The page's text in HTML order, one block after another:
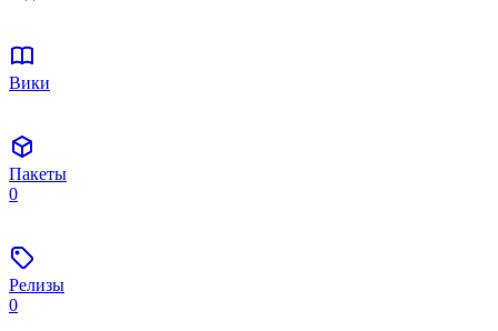
Вики
Пакеты
0
Релизы
0